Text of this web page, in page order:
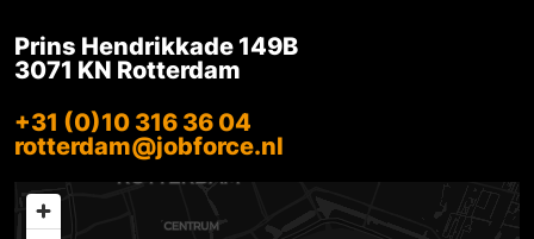
Prins Hendrikkade 149B
3071 KN Rotterdam
+31 (0)10 316 36 04
rotterdam@jobforce.nl